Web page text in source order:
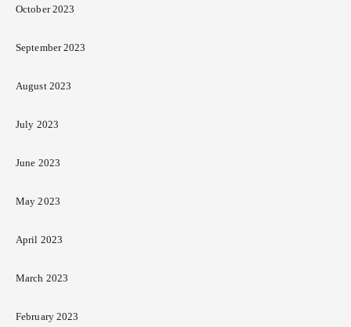
October 2023
September 2023
August 2023
July 2023
June 2023
May 2023
April 2023
March 2023
February 2023